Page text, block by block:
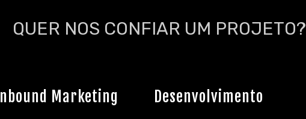
QUER NOS CONFIAR UM PROJETO?
Inbound Marketing Desenvolvimento